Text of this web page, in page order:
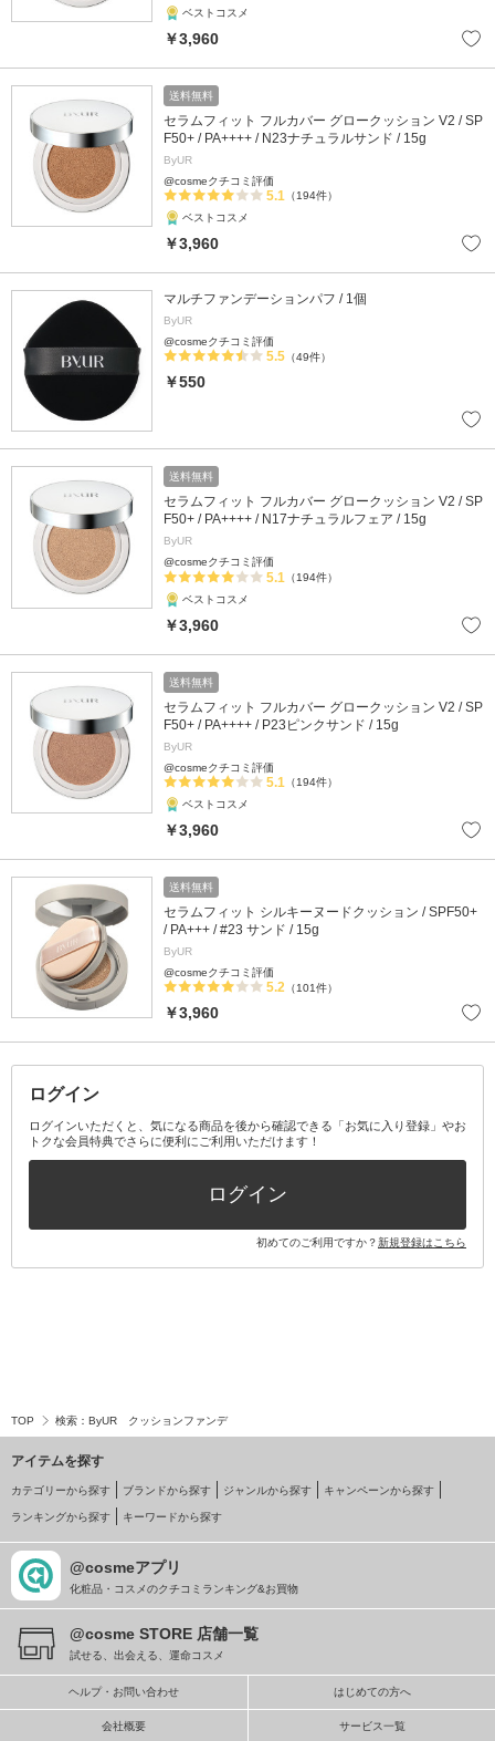
ベストコスメ
￥3,960
送料無料
セラムフィット フルカバー グロークッション V2 / SP
F50+ / PA++++ / N23ナチュラルサンド / 15g
ByUR
@cosmeクチコミ評価
5.1 （194件）
ベストコスメ
￥3,960
マルチファンデーションパフ / 1個
ByUR
@cosmeクチコミ評価
5.5 （49件）
￥550
送料無料
セラムフィット フルカバー グロークッション V2 / SP
F50+ / PA++++ / N17ナチュラルフェア / 15g
ByUR
@cosmeクチコミ評価
5.1
（194件）
ベストコスメ
￥3,960
送料無料
セラムフィット フルカバー グロークッション V2 / SP
F50+ / PA++++ / P23ピンクサンド / 15g
ByUR
@cosmeクチコミ評価
5.1 （194件）
ベストコスメ
￥3,960
送料無料
セラムフィット シルキーヌードクッション / SPF50+
/ PA+++ / #23 サンド / 15g
ByUR
@cosmeクチコミ評価
5.2 （101件）
￥3,960
ログイン
ログインいただくと、気になる商品を後から確認できる「お気に入り登録」やお
トクな会員特典でさらに便利にご利用いただけます！
ログイン
初めてのご利用ですか？新規登録はこちら
TOP 検索：ByUR クッションファンデ
アイテムを探す
カテゴリーから探す ブランドから探す ジャンルから探す キャンペーンから探す
ランキングから探す キーワードから探す
@cosmeアプリ
化粧品・コスメのクチコミランキング&お買物
@cosme STORE 店舗一覧
試せる、出会える、運命コスメ
ヘルプ・お問い合わせ はじめての方へ
会社概要 サービス一覧